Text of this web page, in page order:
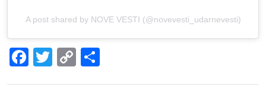
A post shared by NOVE VESTI (@novevesti_udarnevesti)
Facebook
Twitter
Copy